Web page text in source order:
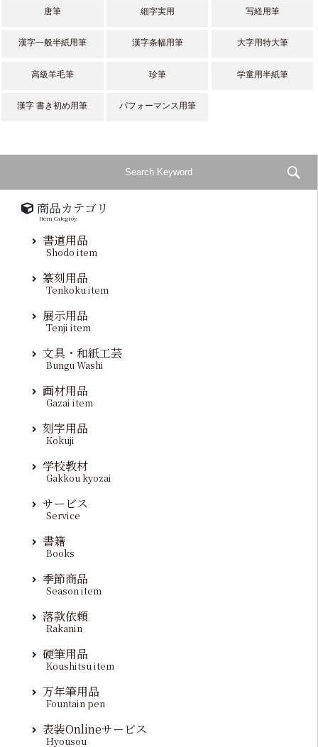
唐筆 細字実用 写経用筆
漢字一般半紙用筆 漢字条幅用筆 大字用特大筆
高級羊毛筆 珍筆 学童用半紙筆
漢字 書き初め用筆 パフォーマンス用筆
商品カテゴリ
Item Categroy
書道用品
Shodo item
篆刻用品
Tenkoku item
展示用品
Tenji item
文具・和紙工芸
Bungu Washi
画材用品
Gazai item
刻字用品
Kokuji
学校教材
Gakkou kyozai
サービス
Service
書籍
Books
季節商品
Season item
落款依頼
Rakanin
硬筆用品
Koushitsu item
万年筆用品
Fountain pen
表装Onlineサービス
Hyousou